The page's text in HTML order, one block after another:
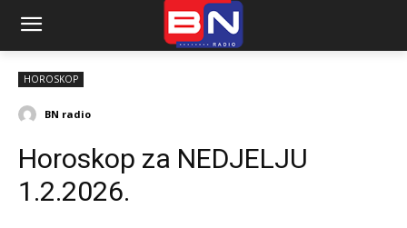
HOROSKOP
BN radio
Horoskop za NEDJELJU
1.2.2026.